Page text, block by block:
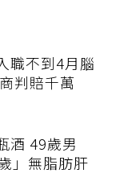
職不到4月腦
判賠千萬
酒 49歲男
」無脂肪肝